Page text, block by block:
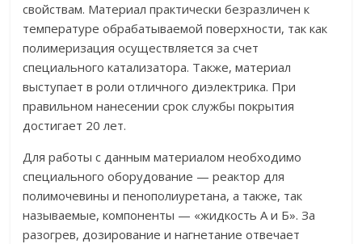
свойствам. Материал практически безразличен к
температуре обрабатываемой поверхности, так как
полимеризация осуществляется за счет
специального катализатора. Также, материал
выступает в роли отличного диэлектрика. При
правильном нанесении срок службы покрытия
достигает 20 лет.
Для работы с данным материалом необходимо
специального оборудование — реактор для
полимочевины и пенополиуретана, а также, так
называемые, компоненты — «жидкость А и Б». За
разогрев, дозирование и нагнетание отвечает